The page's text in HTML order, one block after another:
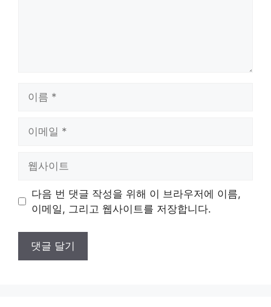
트
다음 번 댓글 작성을 위해 이 브라우저에 이름,
이메일, 그리고 웹사이트를 저장합니다.